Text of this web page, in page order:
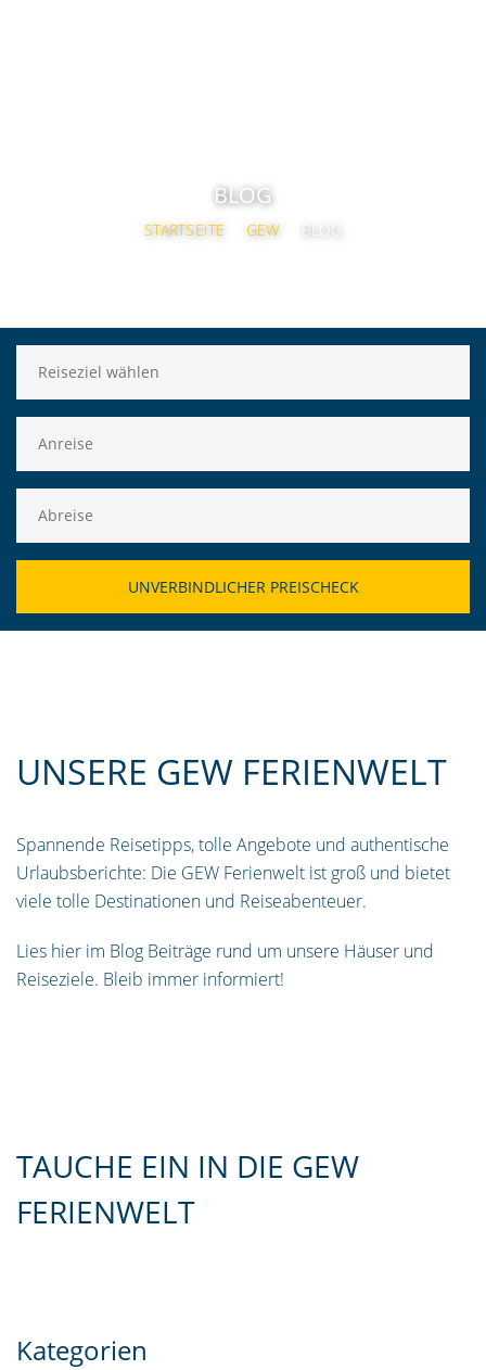
BLOG
STARTSEITE GEW BLOG
UNSERE GEW FERIENWELT
Spannende Reisetipps, tolle Angebote und authentische
Urlaubsberichte: Die GEW Ferienwelt ist groß und bietet
viele tolle Destinationen und Reiseabenteuer.
Lies hier im Blog Beiträge rund um unsere Häuser und
Reiseziele. Bleib immer informiert!
TAUCHE EIN IN DIE GEW
FERIENWELT
Kategorien